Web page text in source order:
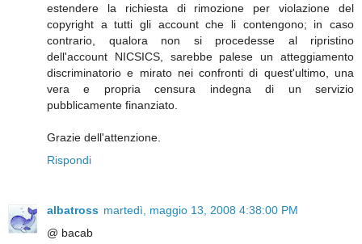
estendere la richiesta di rimozione per violazione del
copyright a tutti gli account che li contengono; in caso
contrario, qualora non si procedesse al ripristino
dell'account NICSICS, sarebbe palese un atteggiamento
discriminatorio e mirato nei confronti di quest'ultimo, una
vera e propria censura indegna di un servizio
pubblicamente finanziato.
Grazie dell'attenzione.
Rispondi
albatross martedì, maggio 13, 2008 4:38:00 PM
@ bacab